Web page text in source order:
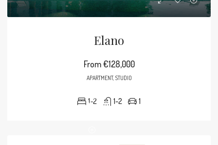
Elano
From€128,000
APARTMENT, STUDIO
1-2 1-2 1